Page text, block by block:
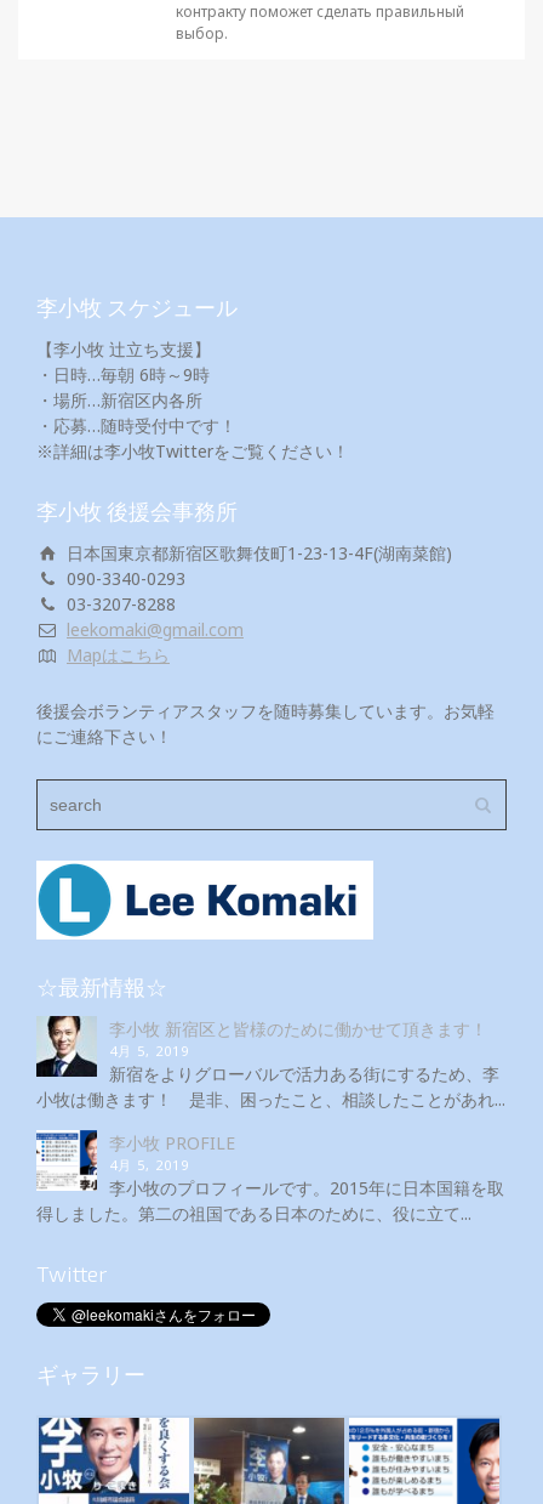
контракту поможет сделать правильный
выбор.
李小牧 スケジュール
【李小牧 辻立ち支援】
・日時…毎朝 6時～9時
・場所…新宿区内各所
・応募…随時受付中です！
※詳細は李小牧Twitterをご覧ください！
李小牧 後援会事務所
日本国東京都新宿区歌舞伎町1-23-13-4F(湖南菜館)
090-3340-0293
03-3207-8288
leekomaki@gmail.com
Mapはこちら
後援会ボランティアスタッフを随時募集しています。お気軽
にご連絡下さい！
☆最新情報☆
李小牧 新宿区と皆様のために働かせて頂きます！
4月 5, 2019
新宿をよりグローバルで活力ある街にするため、李
小牧は働きます！ 是非、困ったこと、相談したことがあれ...
李小牧 PROFILE
4月 5, 2019
李小牧のプロフィールです。2015年に日本国籍を取
得しました。第二の祖国である日本のために、役に立て...
Twitter
ギャラリー